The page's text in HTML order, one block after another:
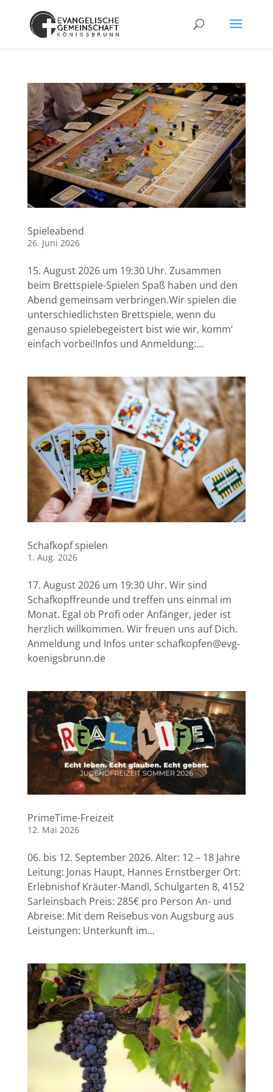
Spieleabend
26. Juni 2026
15. August 2026 um 19:30 Uhr. Zusammen
beim Brettspiele-Spielen Spaß haben und den
Abend gemeinsam verbringen.Wir spielen die
unterschiedlichsten Brettspiele, wenn du
genauso spielebegeistert bist wie wir, komm‘
einfach vorbei!Infos und Anmeldung:...
Schafkopf spielen
1. Aug. 2026
17. August 2026 um 19:30 Uhr. Wir sind
Schafkopffreunde und treffen uns einmal im
Monat. Egal ob Profi oder Anfänger, jeder ist
herzlich willkommen. Wir freuen uns auf Dich.
Anmeldung und Infos unter schafkopfen@evg-
koenigsbrunn.de
PrimeTime-Freizeit
12. Mai 2026
06. bis 12. September 2026. Alter: 12 – 18 Jahre
Leitung: Jonas Haupt, Hannes Ernstberger Ort:
Erlebnishof Kräuter-Mandl, Schulgarten 8, 4152
Sarleinsbach Preis: 285€ pro Person An- und
Abreise: Mit dem Reisebus von Augsburg aus
Leistungen: Unterkunft im...